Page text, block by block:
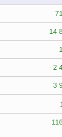
14
2
3